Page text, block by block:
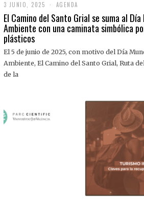
3 JUNIO, 2025
J
U
N
,
0
AGENDA
El Camino del Santo Grial se suma al
Ambiente con una caminata simbólica
plásticos
El 5 de junio de 2025, con motivo del Día
Ambiente, El Camino del Santo Grial, Ruta
de la